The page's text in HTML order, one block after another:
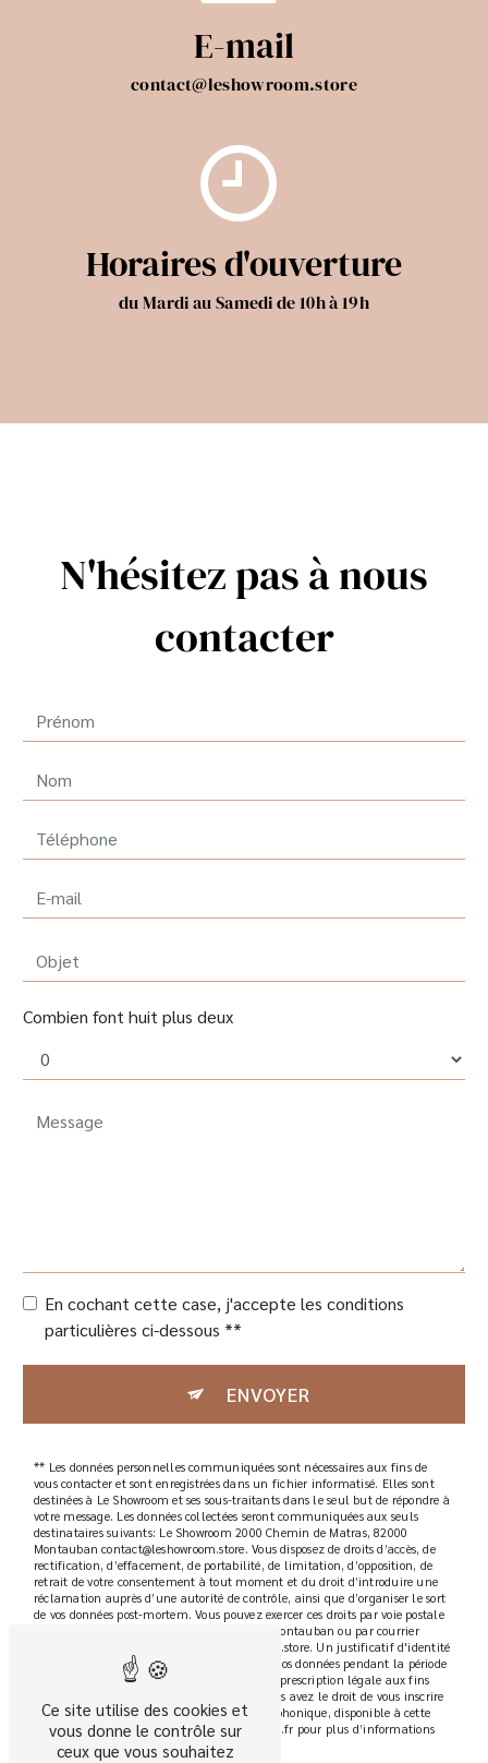
E-mail
contact@leshowroom.store
Horaires d'ouverture
du Mardi au Samedi de 10h à 19h
N'hésitez pas à nous
contacter
Combien font huit plus deux
En cochant cette case, j'accepte les conditions
particulières ci-dessous **
ENVOYER
** Les données personnelles communiquées sont nécessaires aux fins de
vous contacter et sont enregistrées dans un fichier informatisé. Elles sont
destinées à Le Showroom et ses sous-traitants dans le seul but de répondre à
votre message. Les données collectées seront communiquées aux seuls
destinataires suivants: Le Showroom 2000 Chemin de Matras, 82000
Montauban contact@leshowroom.store. Vous disposez de droits d’accès, de
rectification, d’effacement, de portabilité, de limitation, d’opposition, de
retrait de votre consentement à tout moment et du droit d’introduire une
réclamation auprès d’une autorité de contrôle, ainsi que d’organiser le sort
de vos données post-mortem. Vous pouvez exercer ces droits par voie postale
à l'adresse 2000 Chemin de Matras, 82000 Montauban ou par courrier
électronique à l'adresse contact@leshowroom.store. Un justificatif d'identité
pourra vous être demandé. Nous conservons vos données pendant la période
de prise de contact puis pendant la durée de prescription légale aux fins
probatoires et de gestion des contentieux. Vous avez le droit de vous inscrire
sur la liste d'opposition au démarchage téléphonique, disponible à cette
adresse:Bloctel.gouv.fr. Consultez le site cnil.fr pour plus d’informations
sur vos droits.
Ce site utilise des cookies et
vous donne le contrôle sur
ceux que vous souhaitez